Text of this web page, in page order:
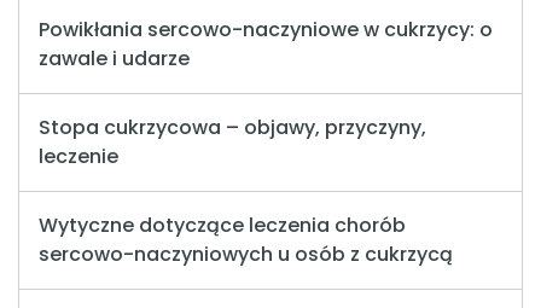
Powikłania sercowo-naczyniowe w cukrzycy: o
zawale i udarze
Stopa cukrzycowa – objawy, przyczyny,
leczenie
Wytyczne dotyczące leczenia chorób
sercowo-naczyniowych u osób z cukrzycą